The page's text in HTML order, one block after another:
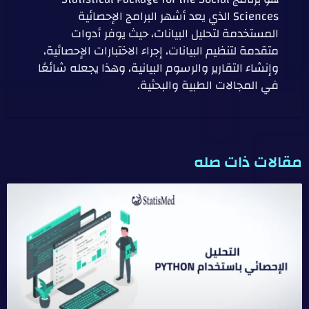
Sciences الذي يعد أشهر البرامج الإحصائية
المستخدمة لتحليل البيانات، حيث يوفر أدوات
متقدمة لتنظيم البيانات، إجراء الاختبارات الإحصائية،
وإنشاء التقارير والرسوم البيانية، وهذا يجعله شائعًا
في المجالات الطبية والبحثية.
مقالات ذات صله